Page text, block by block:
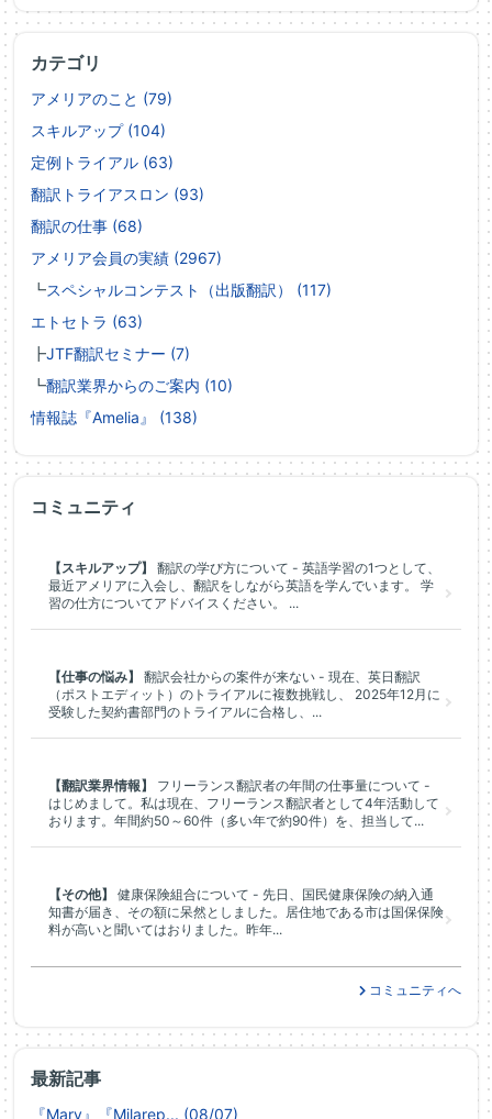
カテゴリ
アメリアのこと (79)
スキルアップ (104)
定例トライアル (63)
翻訳トライアスロン (93)
翻訳の仕事 (68)
アメリア会員の実績 (2967)
┗スペシャルコンテスト（出版翻訳） (117)
エトセトラ (63)
┣JTF翻訳セミナー (7)
┗翻訳業界からのご案内 (10)
情報誌『Amelia』 (138)
最新記事
『Marv』『Milarep... (08/07)
コミュニティ
【スキルアップ】
翻訳の学び方について - 英語学習の1つとして、
最近アメリアに入会し、翻訳をしながら英語を学んでいます。 学
習の仕方についてアドバイスください。 ...
【仕事の悩み】
翻訳会社からの案件が来ない - 現在、英日翻訳
（ポストエディット）のトライアルに複数挑戦し、 2025年12月に
受験した契約書部門のトライアルに合格し、...
【翻訳業界情報】
フリーランス翻訳者の年間の仕事量について -
はじめまして。私は現在、フリーランス翻訳者として4年活動して
おります。年間約50～60件（多い年で約90件）を、担当して...
【その他】
健康保険組合について - 先日、国民健康保険の納入通
知書が届き、その額に呆然としました。居住地である市は国保保険
料が高いと聞いてはおりました。昨年...
コミュニティへ